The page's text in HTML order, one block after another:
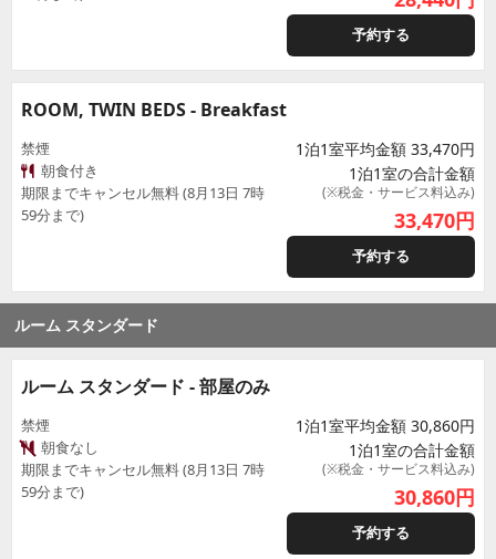
予約する
ROOM, TWIN BEDS - Breakfast
禁煙
朝食付き
期限までキャンセル無料 (8月13日 7時
59分まで)
1泊1室平均金額 33,470円
1泊1室の合計金額
(※税金・サービス料込み)
33,470円
予約する
ルーム スタンダード
ルーム スタンダード - 部屋のみ
禁煙
朝食なし
期限までキャンセル無料 (8月13日 7時
59分まで)
1泊1室平均金額 30,860円
1泊1室の合計金額
(※税金・サービス料込み)
30,860円
予約する